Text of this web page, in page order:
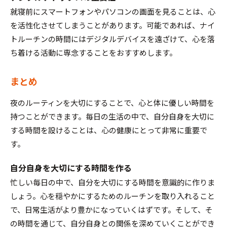
就寝前にスマートフォンやパソコンの画面を見ることは、心
を活性化させてしまうことがあります。可能であれば、ナイ
トルーチンの時間にはデジタルデバイスを遠ざけて、心を落
ち着ける活動に専念することをおすすめします。
まとめ
夜のルーティンを大切にすることで、心と体に優しい時間を
持つことができます。毎日の生活の中で、自分自身を大切に
する時間を設けることは、心の健康にとって非常に重要で
す。
自分自身を大切にする時間を作る
忙しい毎日の中で、自分を大切にする時間を意識的に作りま
しょう。心を穏やかにするためのルーチンを取り入れること
で、日常生活がより豊かになっていくはずです。そして、そ
の時間を通じて、自分自身との関係を深めていくことができ